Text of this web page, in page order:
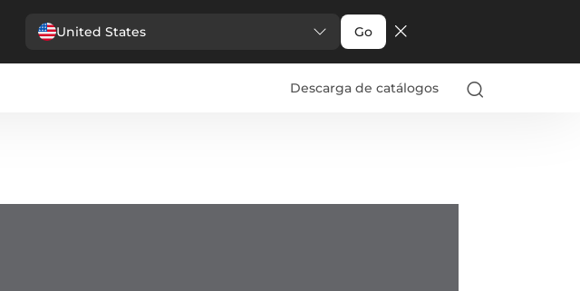
United States Go
Descarga de catálogos